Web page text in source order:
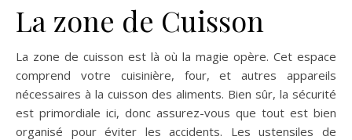
La zone de Cuisson
La zone de cuisson est là où la magie opère. Cet espace
comprend votre cuisinière, four, et autres appareils
nécessaires à la cuisson des aliments. Bien sûr, la sécurité
est primordiale ici, donc assurez-vous que tout est bien
organisé pour éviter les accidents. Les ustensiles de